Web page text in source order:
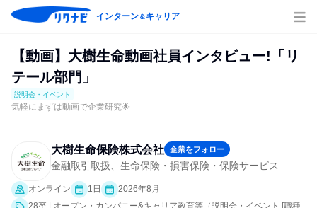
インターン＆キャリア
【動画】大樹生命動画社員インタビュー!「リ
テール部門」
説明会・イベント
気軽にまずは動画で企業研究🌟
大樹生命保険株式会社 企業をフォロー
金融取引取扱、生命保険・損害保険・保険サービス
オンライン 1日
2026年8月
28卒 | オープン・カンパニー&キャリア教育等（説明会・イベント [職種